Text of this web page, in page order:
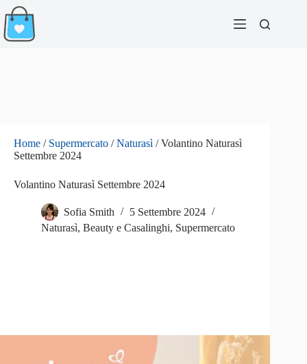
Salta
al
contenuto
Home / Supermercato /Naturasì /Volantino Naturasì
Settembre 2024
Volantino Naturasì Settembre 2024
Sofia Smith
5 Settembre 2024
Naturasì, Beauty e Casalinghi, Supermercato